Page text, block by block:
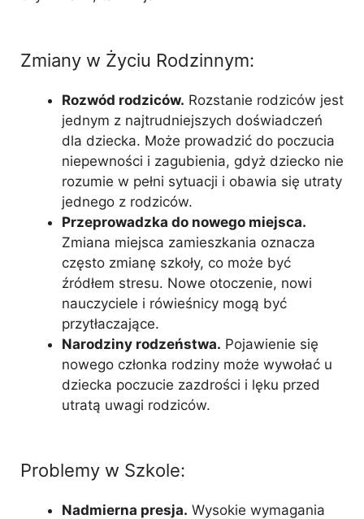
Zmiany w Życiu Rodzinnym:
Rozwód rodziców. Rozstanie rodziców jest
jednym z najtrudniejszych doświadczeń
dla dziecka. Może prowadzić do poczucia
niepewności i zagubienia, gdyż dziecko nie
rozumie w pełni sytuacji i obawia się utraty
jednego z rodziców.
Przeprowadzka do nowego miejsca.
Zmiana miejsca zamieszkania oznacza
często zmianę szkoły, co może być
źródłem stresu. Nowe otoczenie, nowi
nauczyciele i rówieśnicy mogą być
przytłaczające.
Narodziny rodzeństwa. Pojawienie się
nowego członka rodziny może wywołać u
dziecka poczucie zazdrości i lęku przed
utratą uwagi rodziców.
Problemy w Szkole:
Nadmierna presja. Wysokie wymagania